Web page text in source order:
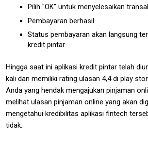
Pilih "OK" untuk menyelesaikan
Pembayaran berhasil
Status pembayaran akan langsung
kredit pintar
Hingga saat ini aplikasi kredit pintar telah
kali dan memiliki rating ulasan 4,4 di play
Anda yang hendak mengajukan pinjaman
melihat ulasan pinjaman online yang akan
mengetahui kredibilitas aplikasi fintech
tidak.